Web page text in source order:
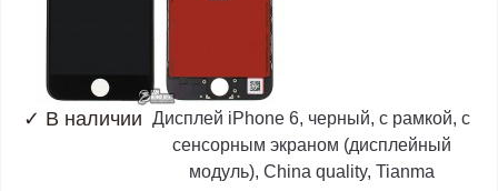
✓ В наличии Дисплей iPhone 6, черный, с рамкой, с
сенсорным экраном (дисплейный
модуль), China quality, Tianma